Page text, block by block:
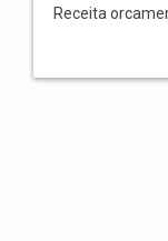
Receita